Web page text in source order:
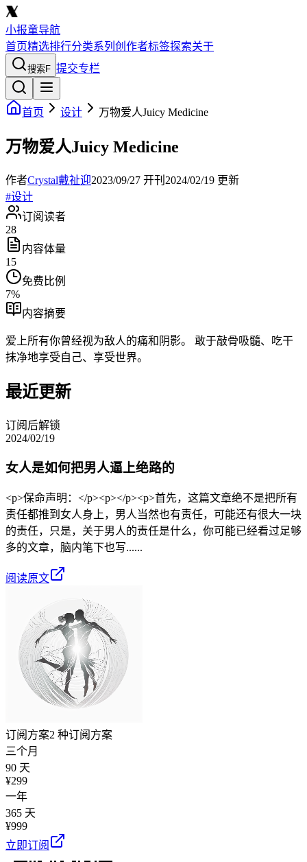
小报童导航
首页精选排行分类系列 创作者标签探索关于
搜索F 提交专栏
首页 设计 万物爱人Juicy Medicine
万物爱人Juicy Medicine
作者Crystal戴祉迎2023/09/27 开刊 2024/02/19 更新
#设计
订阅读者
28
内容体量
15
免费比例
7%
内容摘要
爱上所有你曾经视为敌人的痛和阴影。 敢于敲骨吸髓、吃干
抹净地享受自己、享受世界。
最近更新
订阅后解锁
2024/02/19
女人是如何把男人逼上绝路的
<p>保命声明：</p><p></p><p>首先，这篇文章绝不是把所有
责任都推到女人身上，男人当然也有责任，可能还有很大一块
的责任，只是，关于男人的责任是什么，你可能已经看过足够
多的文章，脑内笔下也写......
阅读原文
订阅方案2 种订阅方案
三个月
90 天
¥299
一年
365 天
¥999
立即订阅